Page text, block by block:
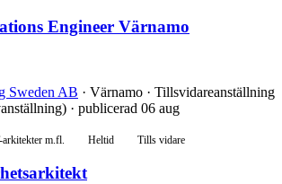
Engineer Värnamo
Sweden AB · Värnamo · Tillsvidareanställning
· publicerad 06 aug
m.fl. Heltid Tills vidare